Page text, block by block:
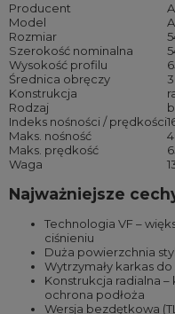
Producent
Model
Rozmiar
Szerokość nominalna
Wysokość profilu
Średnica obręczy
Konstrukcja
Rodzaj
Indeks nośności / prędkości
Maks. nośność
Maks. prędkość
Waga
Najważniejsze
Technologia VF –
ciśnieniu
Duża powierzchnia
Wytrzymały karkas
Konstrukcja radialna
ochrona podłoża
Wersja bezdętkowa